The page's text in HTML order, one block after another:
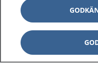
1177 på flera språk
Om 1177